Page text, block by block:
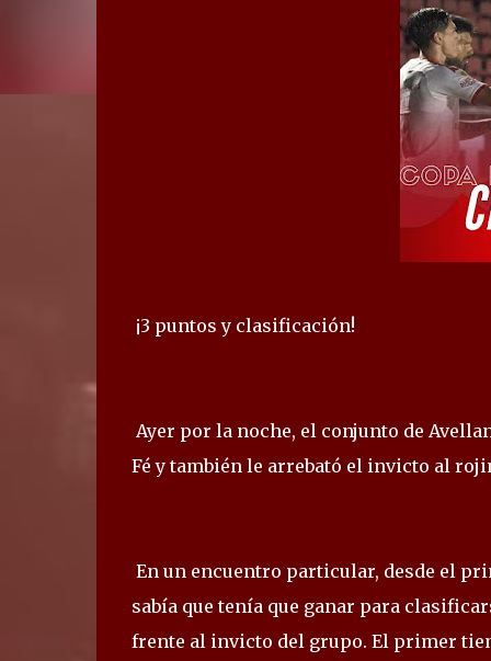
¡3 puntos y clasificación!
Ayer por la noche, el conjunto de
Fé y también le arrebató el invicto al
En un encuentro particular, desde el
sabía que tenía que ganar para
frente al invicto del grupo. El primer